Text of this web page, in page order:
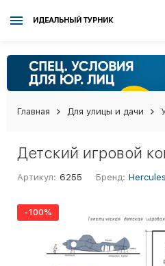
ИДЕАЛЬНЫЙ ТУРНИК
Главная Для улицы и дачи
Детский игровой
Артикул: 6255 Бренд: Hercules
-100%